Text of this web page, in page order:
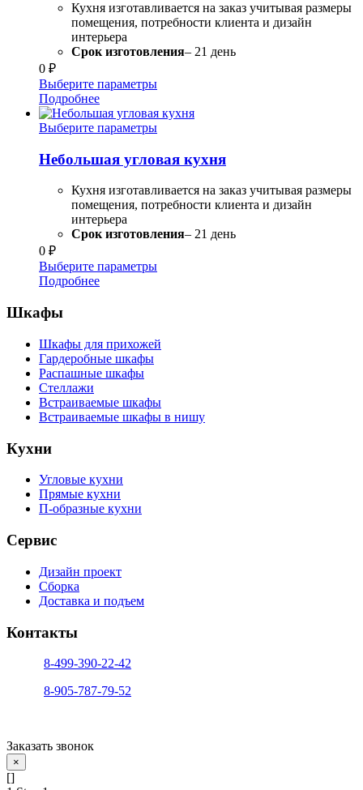
Кухня изготавливается на заказ учитывая размеры
помещения, потребности клиента и дизайн
интерьера
Срок изготовления– 21 день
0 ₽
Выберите параметры
Подробнее
Выберите параметры
Небольшая угловая кухня
Кухня изготавливается на заказ учитывая размеры
помещения, потребности клиента и дизайн
интерьера
Срок изготовления– 21 день
0 ₽
Выберите параметры
Подробнее
Шкафы
Шкафы для прихожей
Гардеробные шкафы
Распашные шкафы
Стеллажи
Встраиваемые шкафы
Встраиваемые шкафы в нишу
Кухни
Угловые кухни
Прямые кухни
П-образные кухни
Сервис
Дизайн проект
Сборка
Доставка и подъем
Контакты
8-499-390-22-42
8-905-787-79-52
Заказать звонок
×
[]